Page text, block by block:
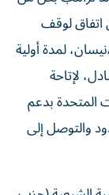
اتفاق لوقف
وإسرائيل، في 16 إبريل/نيسان، لمدة أولية
لإتاحة
المتحدة بدعم
والتوصل إلى